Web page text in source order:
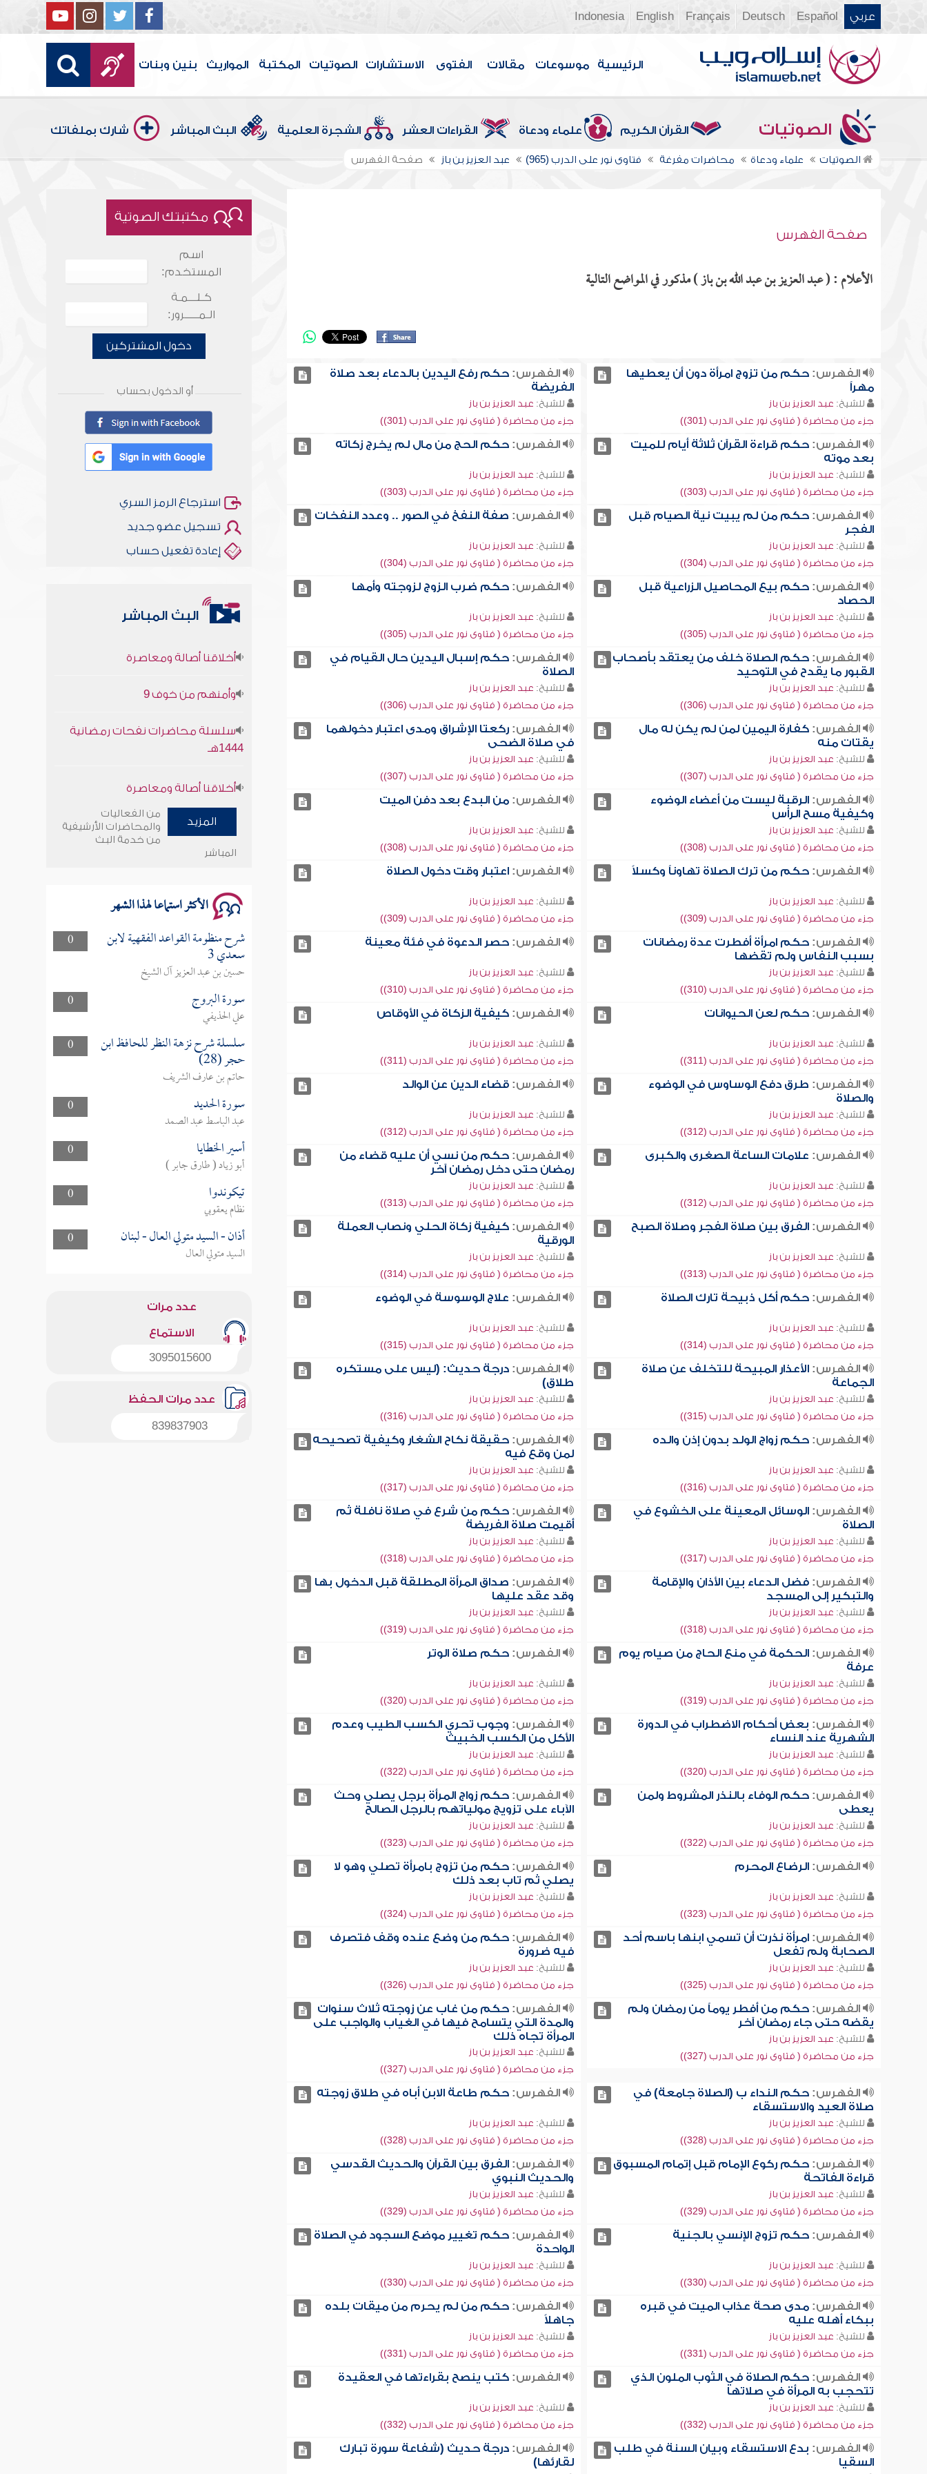
عربي Español
Deutsch
Français
English
Indonesia
الرئيسية موسوعات مقالات الفتوى الاستشارات الصوتيات المكتبة المواريث بنين وبنات
الصوتيات القرآن الكريم علماء ودعاة القراءات العشر الشجرة العلمية البث المباشر شارك بملفاتك
الصوتيات علماء ودعاة محاضرات مفرغة فتاوى نور على الدرب (965) عبد العزيز بن باز صفحة الفهرس
صفحة الفهرس
الأعلام : ( عبد العزيز بن عبد الله بن باز ) مذكور في المواضع التالية
الفهرس:حكم من تزوج امرأة دون أن يعطيها
مهراً
للشيخ: عبد العزيز بن باز
جزء من محاضرة ( فتاوى نور على الدرب (301))
الفهرس: حكم رفع اليدين بالدعاء بعد صلاة
الفريضة
للشيخ: عبد العزيز بن باز
جزء من محاضرة ( فتاوى نور على الدرب (301))
الفهرس:حكم قراءة القرآن ثلاثة أيام للميت
بعد موته
للشيخ: عبد العزيز بن باز
جزء من محاضرة ( فتاوى نور على الدرب (303))
الفهرس: حكم الحج من مال لم يخرج زكاته
للشيخ: عبد العزيز بن باز
جزء من محاضرة ( فتاوى نور على الدرب (303))
الفهرس:حكم من لم يبيت نية الصيام قبل
الفجر
للشيخ: عبد العزيز بن باز
جزء من محاضرة ( فتاوى نور على الدرب (304))
الفهرس: صفة النفخ في الصور .. وعدد النفخات
للشيخ: عبد العزيز بن باز
جزء من محاضرة ( فتاوى نور على الدرب (304))
الفهرس:حكم بيع المحاصيل الزراعية قبل
الحصاد
للشيخ: عبد العزيز بن باز
جزء من محاضرة ( فتاوى نور على الدرب (305))
الفهرس: حكم ضرب الزوج لزوجته وأمها
للشيخ: عبد العزيز بن باز
جزء من محاضرة ( فتاوى نور على الدرب (305))
الفهرس:حكم الصلاة خلف من يعتقد بأصحاب
القبور ما يقدح في التوحيد
للشيخ: عبد العزيز بن باز
جزء من محاضرة ( فتاوى نور على الدرب (306))
الفهرس: حكم إسبال اليدين حال القيام في
الصلاة
للشيخ: عبد العزيز بن باز
جزء من محاضرة ( فتاوى نور على الدرب (306))
الفهرس:كفارة اليمين لمن لم يكن له مال
يقتات منه
للشيخ: عبد العزيز بن باز
جزء من محاضرة ( فتاوى نور على الدرب (307))
الفهرس: ركعتا الإشراق ومدى اعتبار دخولهما
في صلاة الضحى
للشيخ: عبد العزيز بن باز
جزء من محاضرة ( فتاوى نور على الدرب (307))
الفهرس:الرقبة ليست من أعضاء الوضوء
وكيفية مسح الرأس
للشيخ: عبد العزيز بن باز
جزء من محاضرة ( فتاوى نور على الدرب (308))
الفهرس: من البدع بعد دفن الميت
للشيخ: عبد العزيز بن باز
جزء من محاضرة ( فتاوى نور على الدرب (308))
الفهرس:حكم من ترك الصلاة تهاوناً وكسلاً
للشيخ: عبد العزيز بن باز
جزء من محاضرة ( فتاوى نور على الدرب (309))
الفهرس: اعتبار وقت دخول الصلاة
للشيخ: عبد العزيز بن باز
جزء من محاضرة ( فتاوى نور على الدرب (309))
الفهرس:حكم امرأة أفطرت عدة رمضانات
بسبب النفاس ولم تقضها
للشيخ: عبد العزيز بن باز
جزء من محاضرة ( فتاوى نور على الدرب (310))
الفهرس: حصر الدعوة في فئة معينة
للشيخ: عبد العزيز بن باز
جزء من محاضرة ( فتاوى نور على الدرب (310))
الفهرس:حكم لعن الحيوانات
للشيخ: عبد العزيز بن باز
جزء من محاضرة ( فتاوى نور على الدرب (311))
الفهرس: كيفية الزكاة في الأوقاص
للشيخ: عبد العزيز بن باز
جزء من محاضرة ( فتاوى نور على الدرب (311))
الفهرس: طرق دفع الوساوس في الوضوء
والصلاة
للشيخ: عبد العزيز بن باز
جزء من محاضرة ( فتاوى نور على الدرب (312))
الفهرس: قضاء الدين عن الوالد
للشيخ: عبد العزيز بن باز
جزء من محاضرة ( فتاوى نور على الدرب (312))
الفهرس: علامات الساعة الصغرى والكبرى
للشيخ: عبد العزيز بن باز
جزء من محاضرة ( فتاوى نور على الدرب (312))
الفهرس: حكم من نسي أن عليه قضاء من
رمضان حتى دخل رمضان آخر
للشيخ: عبد العزيز بن باز
جزء من محاضرة ( فتاوى نور على الدرب (313))
الفهرس:الفرق بين صلاة الفجر وصلاة الصبح
للشيخ: عبد العزيز بن باز
جزء من محاضرة ( فتاوى نور على الدرب (313))
الفهرس: كيفية زكاة الحلي ونصاب العملة
الورقية
للشيخ: عبد العزيز بن باز
جزء من محاضرة ( فتاوى نور على الدرب (314))
الفهرس:حكم أكل ذبيحة تارك الصلاة
للشيخ: عبد العزيز بن باز
جزء من محاضرة ( فتاوى نور على الدرب (314))
الفهرس: علاج الوسوسة في الوضوء
للشيخ: عبد العزيز بن باز
جزء من محاضرة ( فتاوى نور على الدرب (315))
الفهرس:الأعذار المبيحة للتخلف عن صلاة
الجماعة
للشيخ: عبد العزيز بن باز
جزء من محاضرة ( فتاوى نور على الدرب (315))
الفهرس: درجة حديث: (ليس على مستكره
طلاق)
للشيخ: عبد العزيز بن باز
جزء من محاضرة ( فتاوى نور على الدرب (316))
الفهرس:حكم زواج الولد بدون إذن والده
للشيخ: عبد العزيز بن باز
جزء من محاضرة ( فتاوى نور على الدرب (316))
الفهرس: حقيقة نكاح الشغار وكيفية تصحيحه
لمن وقع فيه
للشيخ: عبد العزيز بن باز
جزء من محاضرة ( فتاوى نور على الدرب (317))
الفهرس:الوسائل المعينة على الخشوع في
الصلاة
للشيخ: عبد العزيز بن باز
جزء من محاضرة ( فتاوى نور على الدرب (317))
الفهرس: حكم من شرع في صلاة نافلة ثم
أقيمت صلاة الفريضة
للشيخ: عبد العزيز بن باز
جزء من محاضرة ( فتاوى نور على الدرب (318))
الفهرس:فضل الدعاء بين الأذان والإقامة
والتبكير إلى المسجد
للشيخ: عبد العزيز بن باز
جزء من محاضرة ( فتاوى نور على الدرب (318))
الفهرس: صداق المرأة المطلقة قبل الدخول بها
وقد عقد عليها
للشيخ: عبد العزيز بن باز
جزء من محاضرة ( فتاوى نور على الدرب (319))
الفهرس:الحكمة في منع الحاج من صيام يوم
عرفة
للشيخ: عبد العزيز بن باز
جزء من محاضرة ( فتاوى نور على الدرب (319))
الفهرس: حكم صلاة الوتر
للشيخ: عبد العزيز بن باز
جزء من محاضرة ( فتاوى نور على الدرب (320))
الفهرس: بعض أحكام الاضطراب في الدورة
الشهرية عند النساء
للشيخ: عبد العزيز بن باز
جزء من محاضرة ( فتاوى نور على الدرب (320))
الفهرس: وجوب تحري الكسب الطيب وعدم
الأكل من الكسب الخبيث
للشيخ: عبد العزيز بن باز
جزء من محاضرة ( فتاوى نور على الدرب (322))
الفهرس:حكم الوفاء بالنذر المشروط ولمن
يعطى
للشيخ: عبد العزيز بن باز
جزء من محاضرة ( فتاوى نور على الدرب (322))
الفهرس: حكم زواج المرأة برجل يصلي وحث
الآباء على تزويج مولياتهم بالرجل الصالح
للشيخ: عبد العزيز بن باز
جزء من محاضرة ( فتاوى نور على الدرب (323))
الفهرس:الرضاع المحرم
للشيخ: عبد العزيز بن باز
جزء من محاضرة ( فتاوى نور على الدرب (323))
الفهرس: حكم من تزوج بامرأة تصلي وهو لا
يصلي ثم تاب بعد ذلك
للشيخ: عبد العزيز بن باز
جزء من محاضرة ( فتاوى نور على الدرب (324))
الفهرس:امرأة نذرت أن تسمي ابنها باسم أحد
الصحابة ولم تفعل
للشيخ: عبد العزيز بن باز
جزء من محاضرة ( فتاوى نور على الدرب (325))
الفهرس: حكم من وضع عنده وقف فتصرف
فيه ضرورة
للشيخ: عبد العزيز بن باز
جزء من محاضرة ( فتاوى نور على الدرب (326))
الفهرس:حكم من أفطر يوماً من رمضان ولم
يقضه حتى جاء رمضان آخر
للشيخ: عبد العزيز بن باز
جزء من محاضرة ( فتاوى نور على الدرب (327))
الفهرس: حكم من غاب عن زوجته ثلاث سنوات
والمدة التي يتسامح فيها في الغياب والواجب على
المرأة تجاه ذلك
للشيخ: عبد العزيز بن باز
جزء من محاضرة ( فتاوى نور على الدرب (327))
الفهرس:حكم النداء ب (الصلاة جامعة) في
صلاة العيد والاستسقاء
للشيخ: عبد العزيز بن باز
جزء من محاضرة ( فتاوى نور على الدرب (328))
الفهرس: حكم طاعة الابن أباه في طلاق زوجته
للشيخ: عبد العزيز بن باز
جزء من محاضرة ( فتاوى نور على الدرب (328))
الفهرس:حكم ركوع الإمام قبل إتمام المسبوق
قراءة الفاتحة
للشيخ: عبد العزيز بن باز
جزء من محاضرة ( فتاوى نور على الدرب (329))
الفهرس: الفرق بين القرآن والحديث القدسي
والحديث النبوي
للشيخ: عبد العزيز بن باز
جزء من محاضرة ( فتاوى نور على الدرب (329))
الفهرس:حكم تزوج الإنسي بالجنية
للشيخ: عبد العزيز بن باز
جزء من محاضرة ( فتاوى نور على الدرب (330))
الفهرس: حكم تغيير موضع السجود في الصلاة
الواحدة
للشيخ: عبد العزيز بن باز
جزء من محاضرة ( فتاوى نور على الدرب (330))
الفهرس:مدى صحة عذاب الميت في قبره
ببكاء أهله عليه
للشيخ: عبد العزيز بن باز
جزء من محاضرة ( فتاوى نور على الدرب (331))
الفهرس: حكم من لم يحرم من ميقات بلده
جاهلاً
للشيخ: عبد العزيز بن باز
جزء من محاضرة ( فتاوى نور على الدرب (331))
الفهرس:حكم الصلاة في الثوب الملون الذي
تتحجب به المرأة في صلاتها
للشيخ: عبد العزيز بن باز
جزء من محاضرة ( فتاوى نور على الدرب (332))
الفهرس: كتب ينصح بقراءتها في العقيدة
للشيخ: عبد العزيز بن باز
جزء من محاضرة ( فتاوى نور على الدرب (332))
الفهرس: بدع الاستسقاء وبيان السنة في طلب
السقيا
الفهرس: درجة حديث (شفاعة سورة تبارك
لقارئها)
مكتبتك الصوتية
اسم
المستخدم:
كـلـــمـة
الـمـــــرور:
دخول المشتركين
أو الدخول بحساب
استرجاع الرمز السري
تسجيل عضو جديد
إعادة تفعيل حساب
البث المباشر
1444هـ
سلسلة محاضرات نفحات رمضانية
1444هـ
المزيد
من الفعاليات
والمحاضرات الأرشيفية
من خدمة البث
المباشر
الأكثر استماعا لهذا الشهر
0 شرح منظومة القواعد الفقهية لابن
سعدي 3
حسين بن عبد العزيز آل الشيخ
0
سورة البروج
علي الحذيفي
0
سلسلة شرح نزهة النظر للحافظ ابن
حجر (28)
حاتم بن عارف الشريف
0
سورة الحديد
عبد الباسط عبد الصمد
0
أسير الخطايا
أبو زياد ( طارق جابر )
0
تيكوندوا
نظام يعقوبي
0
أذان - السيد متولي العال - لبنان
السيد متولي العال
عدد مرات
الاستماع
3095015600
عدد مرات الحفظ
839837903